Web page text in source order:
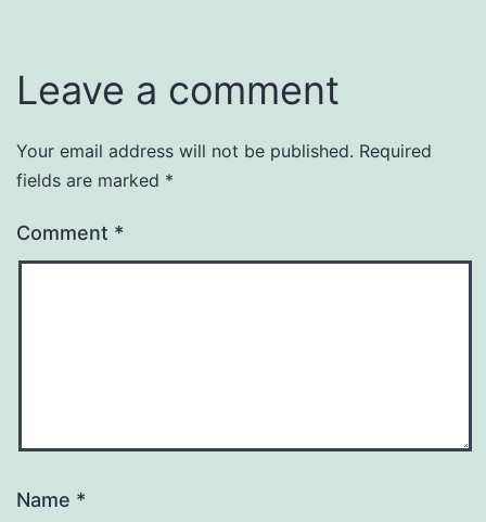
Leave a comment
Your email address will not be published. Required
fields are marked *
Comment *
Name *